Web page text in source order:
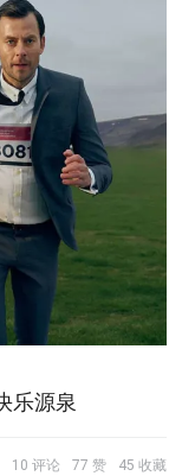
乐源泉
10 评论 77 赞 45 收藏